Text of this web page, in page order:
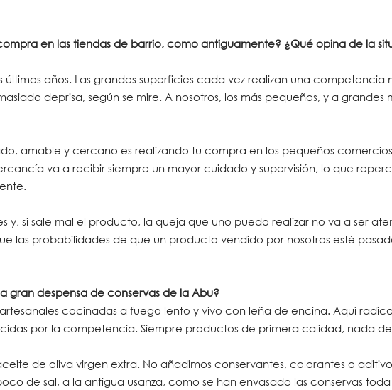
en las tiendas de barrio, como antiguamente? ¿Qué opina de la
años. Las grandes superficies cada vez realizan una competencia
deprisa, según se mire. A nosotros, los más pequeños, y a grandes
amable y cercano es realizando tu compra en los pequeños
va a recibir siempre un mayor cuidado y supervisión, lo que
y, si sale mal el producto, la queja que uno puedo realizar no va a ser
las probabilidades de que un producto vendido por nosotros esté
gran despensa de conservas de la Abu?
cocinadas a fuego lento y vivo con leña de encina. Aquí
por la competencia. Siempre productos de primera calidad, nada de
de oliva virgen extra. No añadimos conservantes, colorantes o
de sal, a la antigua usanza, como se han envasado las conservas